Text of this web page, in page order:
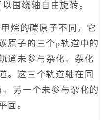
围绕轴自由旋转。
烷的碳原子不同，它
原子的三个p轨道中的
道未参与杂化。杂化
。这三个轨道轴在同
另一个未参与杂化的
面。